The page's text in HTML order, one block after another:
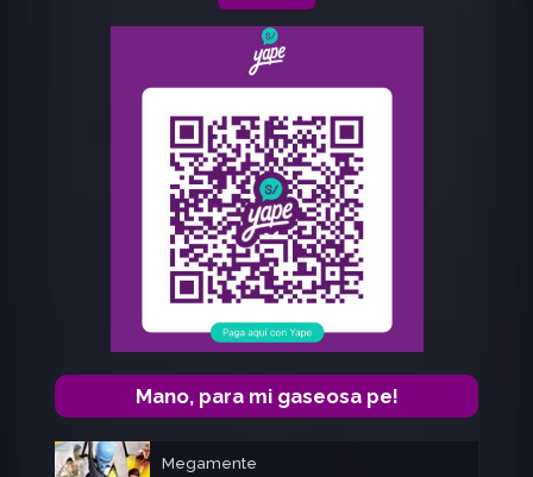
Mano, para mi gaseosa pe!
Megamente